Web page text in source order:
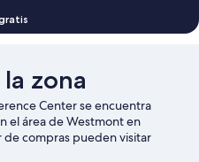
zona
Center se encuentra
el área de Westmont en
de compras pueden visitar
Village, mientras